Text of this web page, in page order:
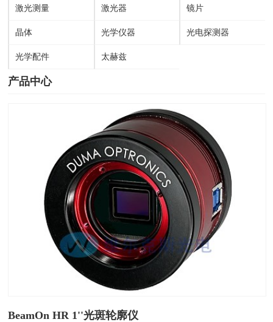
机
激光测量 激光器 镜片
晶体 光学仪器 光电探测器
光学配件 太赫兹
产品中心
BeamOn HR 1''光斑轮廓仪